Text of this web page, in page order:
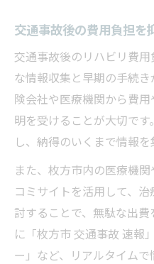
交通事故後の費用負担を
交通事故後のリハビリ費
な情報収集と早期の手続
険会社や医療機関から費
明を受けることが大切で
し、納得のいくまで情報を
また、枚方市内の医療機
コミサイトを活用して、
討することで、無駄な出
に「枚方市 交通事故 速報
ー」など、リアルタイム